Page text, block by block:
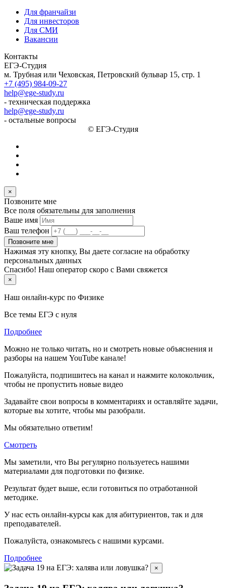
Для франчайзи
Для инвесторов
Для СМИ
Вакансии
Контакты
ЕГЭ-Студия
м. Трубная или Чеховская, Петровский бульвар 15, стр. 1
+7 (495) 984-09-27
help@ege-study.ru
- техническая поддержка
help@ege-study.ru
- остальные вопросы
© ЕГЭ-Студия
×
Позвоните мне
Все поля обязательны для заполнения
Ваше имя
Ваш телефон
Позвоните мне
Нажимая эту кнопку, Вы даете согласие на обработку
персональных данных
Спасибо! Наш оператор скоро с Вами свяжется
×
Наш онлайн-курс по Физике
Все темы ЕГЭ с нуля
Подробнее
Можно не только читать, но и смотреть новые объяснения и
разборы на нашем YouTube канале!
Пожалуйста, подпишитесь на канал и нажмите колокольчик,
чтобы не пропустить новые видео
Задавайте свои вопросы в комментариях и оставляйте задачи,
которые вы хотите, чтобы мы разобрали.
Мы обязательно ответим!
Смотреть
Мы заметили, что Вы регулярно пользуетесь нашими
материалами для подготовки по физике.
Результат будет выше, если готовиться по отработанной
методике.
У нас есть онлайн-курсы как для абитуриентов, так и для
преподавателей.
Пожалуйста, ознакомьтесь с нашими курсами.
Подробнее
×